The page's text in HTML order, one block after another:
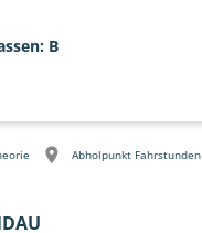
B
Abholpunkt Fahrstunden